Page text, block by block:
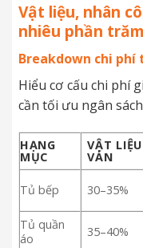
Vật liệu, nhân
nhiêu phần
Breakdown chi
Hiểu cơ cấu chi phí
cần tối ưu ngân
HẠNG
MỤC
VẬT LIỆU
VÁN
Tủ bếp 30–35%
Tủ quần
áo
35–40%